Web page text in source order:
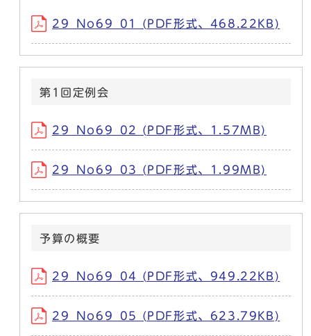
29_No69_01 (PDF形式、468.22KB)
第1回定例会
29_No69_02 (PDF形式、1.57MB)
29_No69_03 (PDF形式、1.99MB)
予算の概要
29_No69_04 (PDF形式、949.22KB)
29_No69_05 (PDF形式、623.79KB)